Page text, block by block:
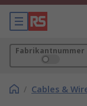
Fabrikantnummer
/ Cables &